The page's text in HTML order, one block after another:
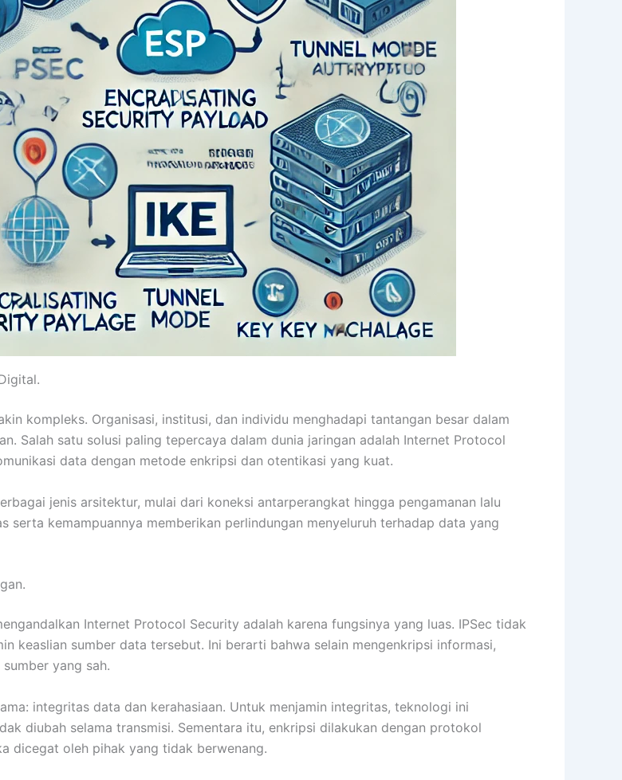
kompleks. Organisasi, institusi, dan individu menghadapi tantangan besar dalam
Salah satu solusi paling tepercaya dalam dunia jaringan adalah Internet Protocol
data dengan metode enkripsi dan otentikasi yang kuat.
jenis arsitektur, mulai dari koneksi antarperangkat hingga pengamanan lalu
serta kemampuannya memberikan perlindungan menyeluruh terhadap data yang
Internet Protocol Security adalah karena fungsinya yang luas. IPSec tidak
keaslian sumber data tersebut. Ini berarti bahwa selain mengenkripsi informasi,
yang sah.
integritas data dan kerahasiaan. Untuk menjamin integritas, teknologi ini
diubah selama transmisi. Sementara itu, enkripsi dilakukan dengan protokol
dicegat oleh pihak yang tidak berwenang.